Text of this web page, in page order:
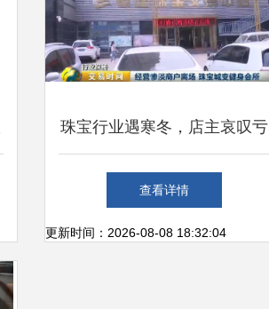
珠宝行业遇寒冬，店主哀叹亏
得连裤子都穿不起了，交易市
场冷清如死水
查看详情
更新时间：2026-08-08 18:32:04